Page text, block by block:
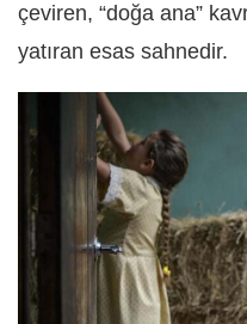
çeviren, “doğa ana”
yatıran esas sahnedir.